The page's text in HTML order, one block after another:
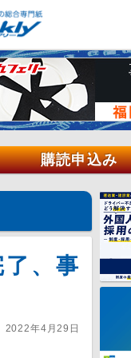
購読申込み
、事
2022年4月29日